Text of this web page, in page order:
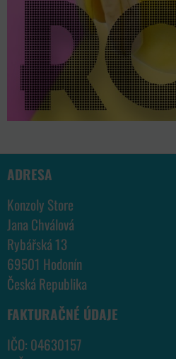
ADRESA
Konzoly Store
Jana Chválová
Rybářská 13
69501 Hodonín
Česká Republika
FAKTURAČNÉ ÚDAJE
IČO: 04630157